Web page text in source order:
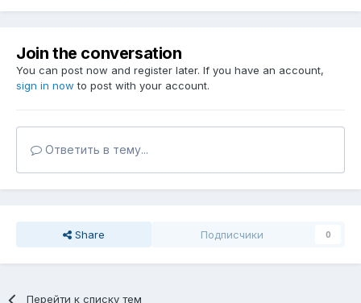
Join the conversation
You can post now and register later. If you have an account,
sign in now to post with your account.
Ответить в тему...
Share Подписчики 0
Перейти к списку тем